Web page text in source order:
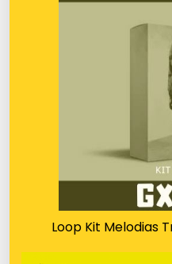
Loop Kit Melodias